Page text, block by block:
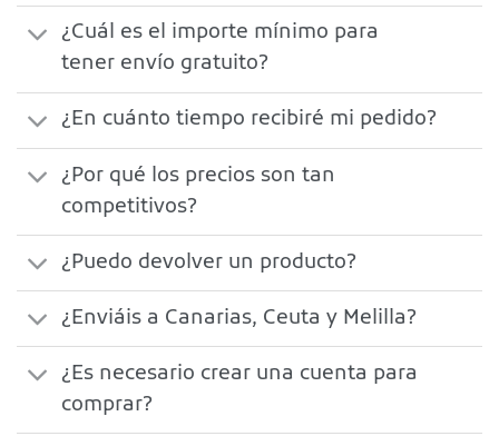
¿Cuál es el importe mínimo para
tener envío gratuito?
¿En cuánto tiempo recibiré mi pedido?
¿Por qué los precios son tan
competitivos?
¿Puedo devolver un producto?
¿Enviáis a Canarias, Ceuta y Melilla?
¿Es necesario crear una cuenta para
comprar?